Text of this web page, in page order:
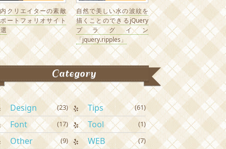
クリエイターの素敵
ートフォリオサイト
自然で美しい水の波紋を
描くことのできるjQuery
プラグイン
「jquery.ripples」
Category
Design (23)
Font (17)
Other (9)
Tips (61)
Tool (1)
WEB (7)